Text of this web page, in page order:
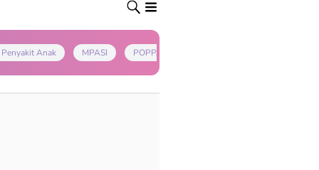
Penyakit Anak MPASI POPPAPA